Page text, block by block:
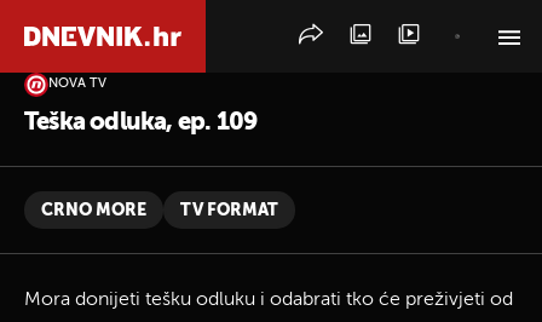
NOVA TV
Teška odluka, ep. 109
CRNO MORE TV FORMAT
Mora donijeti tešku odluku i odabrati tko će preživjeti od
PRETRAŽITE VIJESTI